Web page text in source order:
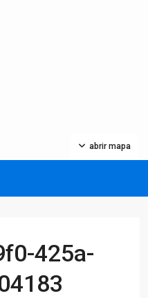
abrir mapa
425a-